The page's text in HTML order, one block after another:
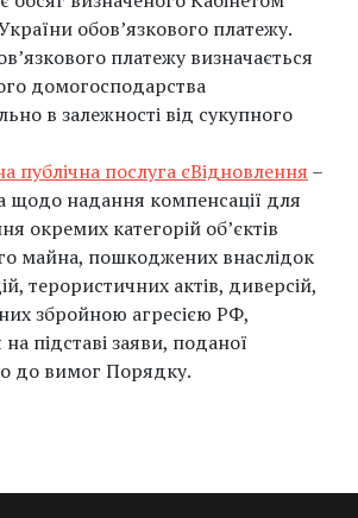
обов’язкового платежу.
платежу визначається
домогосподарства
в залежності від сукупного
публічна послуга єВідновлення –
щодо надання компенсації для
окремих категорій об’єктів
майна, пошкоджених внаслідок
терористичних актів, диверсій,
збройною агресією РФ,
підставі заяви, поданої
до вимог Порядку.